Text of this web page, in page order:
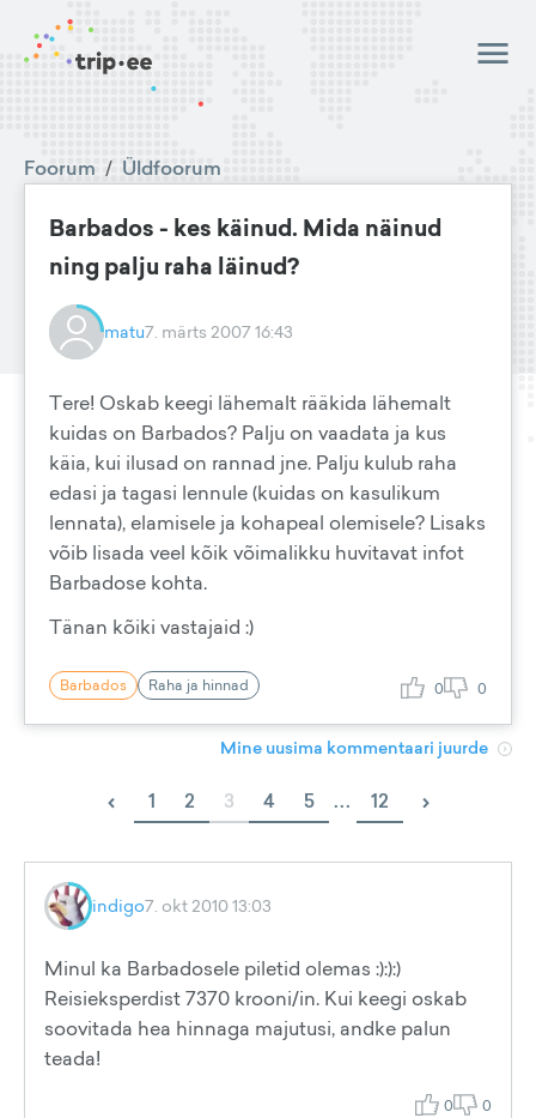
Foorum / Üldfoorum
Barbados - kes käinud. Mida näinud
ning palju raha läinud?
matu7. märts 2007 16:43
Tere! Oskab keegi lähemalt rääkida lähemalt
kuidas on Barbados? Palju on vaadata ja kus
käia, kui ilusad on rannad jne. Palju kulub raha
edasi ja tagasi lennule (kuidas on kasulikum
lennata), elamisele ja kohapeal olemisele? Lisaks
võib lisada veel kõik võimalikku huvitavat infot
Barbadose kohta.
Tänan kõiki vastajaid :)
Barbados Raha ja hinnad 0 0
Mine uusima kommentaari juurde
‹ 1 2 3 4 5 ... 12 ›
indigo7. okt 2010 13:03
Minul ka Barbadosele piletid olemas :):):)
Reisieksperdist 7370 krooni/in. Kui keegi oskab
soovitada hea hinnaga majutusi, andke palun
teada!
0 0